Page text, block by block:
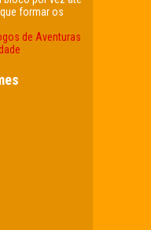
formar os
de Aventuras